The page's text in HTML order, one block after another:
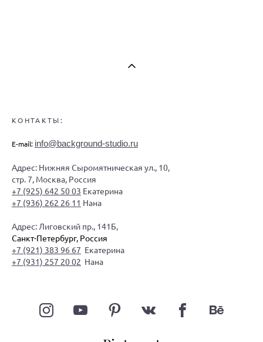
КОНТАКТЫ:
E-mail: info@background-studio.ru
Адрес: Нижняя Сыромятническая ул., 10,
стр. 7, Москва, Россия
+7 (925) 642 50 03 Екатерина
+7 (936) 262 26 11 Нана
Адрес: Лиговский пр., 141Б,
Санкт-Петербург, Россия
+7 (921) 383 96 67 Екатерина
+7 (931) 257 20 02 Нана